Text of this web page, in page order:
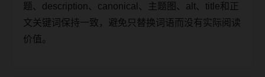
题、description、canonical、主题图、alt、title和正
文关键词保持一致，避免只替换词语而没有实际阅读
价值。